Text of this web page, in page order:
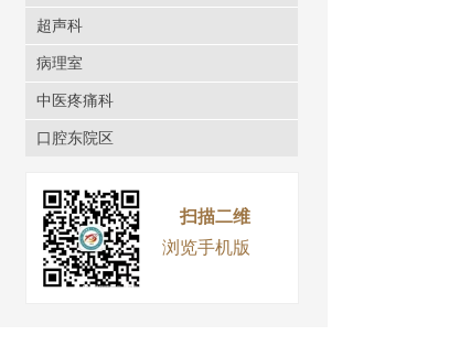
扫描二维
浏览手机版
超声科
病理室
中医疼痛科
口腔东院区